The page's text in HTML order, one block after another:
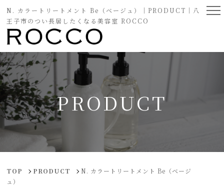
N. カラートリートメント Be（ベージュ）｜PRODUCT｜八
王子市のつい長居したくなる美容室 ROCCO
PRODUCT
TOP PRODUCT
N. カラートリートメント Be（ベージ
ュ）